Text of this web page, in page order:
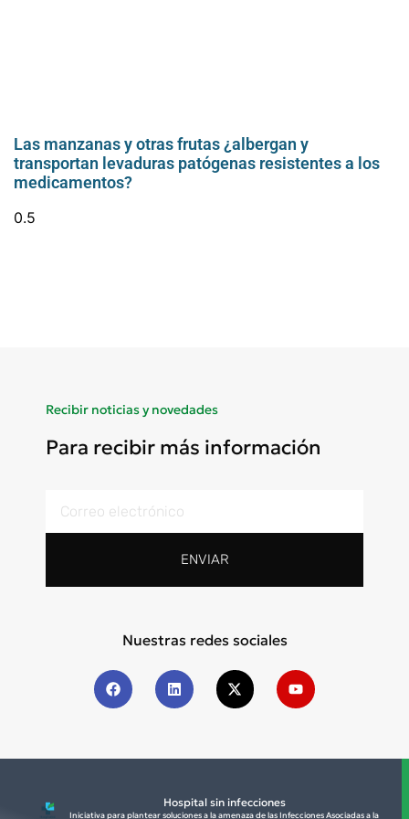
Las manzanas y otras frutas ¿albergan y
transportan levaduras patógenas resistentes a los
medicamentos?
Recibir noticias y novedades
Para recibir más información
ENVIAR
Nuestras redes sociales
Hospital sin infecciones
Iniciativa para plantear soluciones a la amenaza de las Infecciones Asociadas a la